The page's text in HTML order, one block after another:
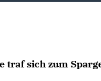
traf sich zum